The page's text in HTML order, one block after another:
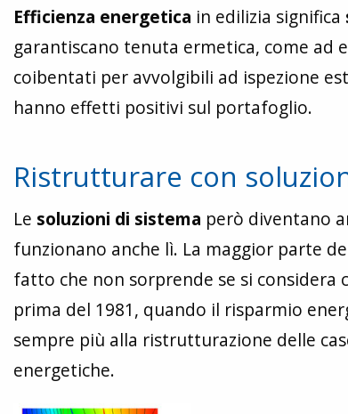
Efficienza energetica in edilizia significa
garantiscano tenuta ermetica, come ad
coibentati per avvolgibili ad ispezione
hanno effetti positivi sul portafoglio.
Ristrutturare con
Le soluzioni di sistema però diventano
funzionano anche lì. La maggior parte
fatto che non sorprende se si
prima del 1981, quando il risparmio
sempre più alla ristrutturazione delle
energetiche.